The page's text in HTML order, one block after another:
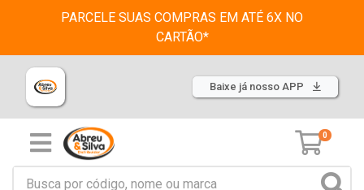
PARCELE SUAS COMPRAS EM ATÉ 6X NO
CARTÃO*
Baixe já nosso APP
0